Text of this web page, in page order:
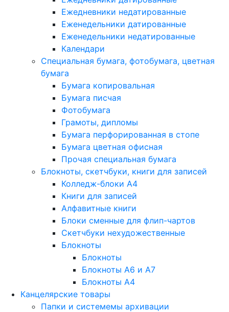
Ежедневники недатированные
Еженедельники датированные
Еженедельники недатированные
Календари
Специальная бумага, фотобумага, цветная
бумага
Бумага копировальная
Бумага писчая
Фотобумага
Грамоты, дипломы
Бумага перфорированная в стопе
Бумага цветная офисная
Прочая специальная бумага
Блокноты, скетчбуки, книги для записей
Колледж-блоки А4
Книги для записей
Алфавитные книги
Блоки сменные для флип-чартов
Скетчбуки нехудожественные
Блокноты
Блокноты
Блокноты A6 и A7
Блокноты A4
Канцелярские товары
Папки и системемы архивации